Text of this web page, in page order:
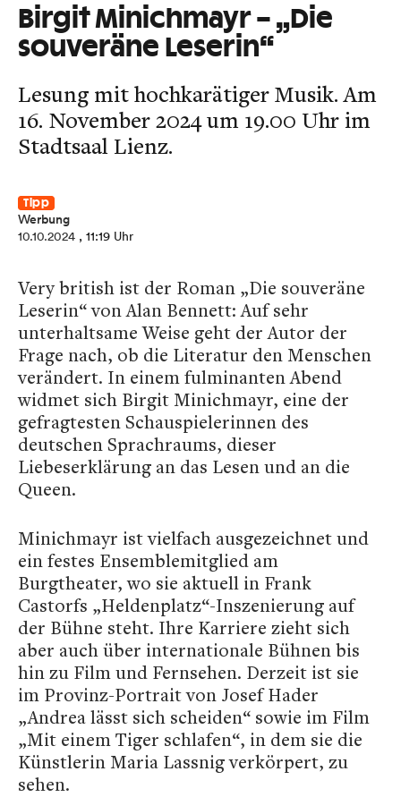
Birgit Minichmayr – „Die
souveräne Leserin“
Lesung mit hochkarätiger Musik. Am
16. November 2024 um 19.00 Uhr im
Stadtsaal Lienz.
Tipp
Werbung
10.10.2024 , 11:19 Uhr
Very british ist der Roman „Die souveräne
Leserin“ von Alan Bennett: Auf sehr
unterhaltsame Weise geht der Autor der
Frage nach, ob die Literatur den Menschen
verändert. In einem fulminanten Abend
widmet sich Birgit Minichmayr, eine der
gefragtesten Schauspielerinnen des
deutschen Sprachraums, dieser
Liebeserklärung an das Lesen und an die
Queen.
Minichmayr ist vielfach ausgezeichnet und
ein festes Ensemblemitglied am
Burgtheater, wo sie aktuell in Frank
Castorfs „Heldenplatz“-Inszenierung auf
der Bühne steht. Ihre Karriere zieht sich
aber auch über internationale Bühnen bis
hin zu Film und Fernsehen. Derzeit ist sie
im Provinz-Portrait von Josef Hader
„Andrea lässt sich scheiden“ sowie im Film
„Mit einem Tiger schlafen“, in dem sie die
Künstlerin Maria Lassnig verkörpert, zu
sehen.